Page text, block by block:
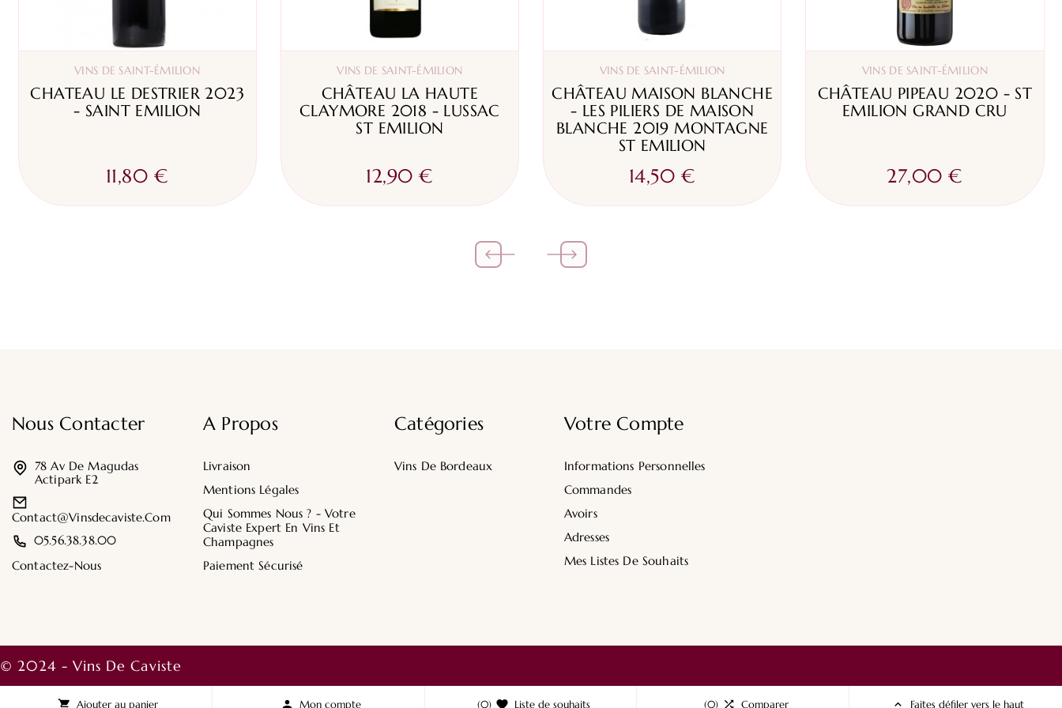
VINS DE SAINT-ÉMILION
CHATEAU LE DESTRIER 2023
- SAINT EMILION
11,80 €
VINS DE SAINT-ÉMILION
CHÂTEAU LA HAUTE
CLAYMORE 2018 - LUSSAC
ST EMILION
12,90 €
VINS DE SAINT-ÉMILION
CHÂTEAU MAISON BLANCHE
- LES PILIERS DE MAISON
BLANCHE 2019 MONTAGNE
ST EMILION
14,50 €
VINS DE SAINT-ÉMILION
CHÂTEAU PIPEAU 2020 - ST
EMILION GRAND CRU
27,00 €
Nous Contacter
78 Av De Magudas
Actipark E2
Contact@vinsdecaviste.com
05.56.38.38.00
Contactez-Nous
A Propos
Livraison
Mentions Légales
Qui Sommes Nous ? - Votre
Caviste Expert En Vins Et
Champagnes
Paiement Sécurisé
Catégories
Vins De Bordeaux
Votre Compte
Informations Personnelles
Commandes
Avoirs
Adresses
Mes Listes De Souhaits
© 2024 - Vins De Caviste
 Ajouter au panier  Mon compte (0)  Liste de souhaits (0)  Comparer  Faites défiler vers le haut